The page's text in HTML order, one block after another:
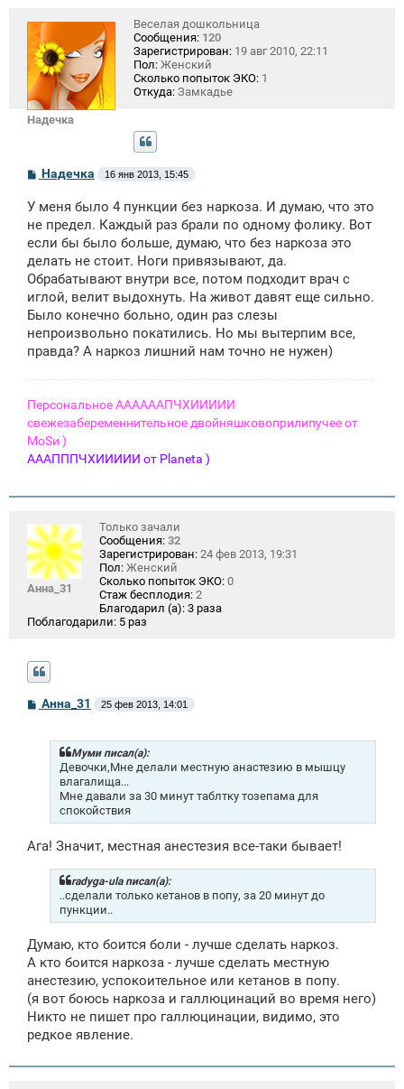
Надечка
Веселая дошкольница
Сообщения: 120
Зарегистрирован: 19 авг 2010, 22:11
Пол: Женский
Сколько попыток ЭКО: 1
Откуда: Замкадье
С
о
б
щ
н
и
е
Надечка 16 янв 2013, 15:45
У меня было 4 пункции без наркоза. И думаю, что это
не предел. Каждый раз брали по одному фолику. Вот
если бы было больше, думаю, что без наркоза это
делать не стоит. Ноги привязывают, да.
Обрабатывают внутри все, потом подходит врач с
иглой, велит выдохнуть. На живот давят еще сильно.
Было конечно больно, один раз слезы
непроизвольно покатились. Но мы вытерпим все,
правда? А наркоз лишний нам точно не нужен)
Персональное ААААААПЧХИИИИИ
свежезабеременнительное двойняшковоприлипучее от
МоSи )
АААПППЧХИИИИИ от Planeta )
Анна_31
Только зачали
Сообщения: 32
Зарегистрирован: 24 фев 2013, 19:31
Пол: Женский
Сколько попыток ЭКО: 0
Стаж бесплодия: 2
Благодарил (а): 3 раза
Поблагодарили: 5 раз
С
о
Анна_31 25 фев 2013, 14:01
Муми писал(а):
Девочки,Мне делали местную анастезию в мышцу
влагалища...
Мне давали за 30 минут таблтку тозепама для
спокойствия
Ага! Значит, местная анестезия все-таки бывает!
radyga-ula писал(а):
..сделали только кетанов в попу, за 20 минут до
пункции..
Думаю, кто боится боли - лучше сделать наркоз.
А кто боится наркоза - лучше сделать местную
анестезию, успокоительное или кетанов в попу.
(я вот боюсь наркоза и галлюцинаций во время него)
Никто не пишет про галлюцинации, видимо, это
редкое явление.